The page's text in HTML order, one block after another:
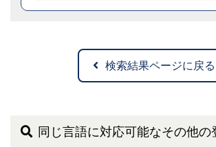
検索結果ページに戻る
同じ言語に対応可能なその他の